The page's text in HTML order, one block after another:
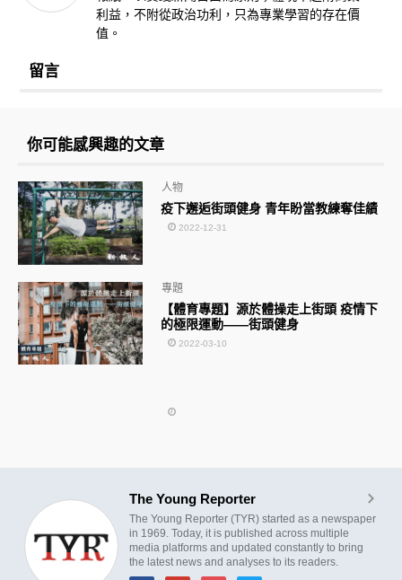
利益，不附從政治功利，只為專業學習的存在價
值。
留言
你可能感興趣的文章
疫下邂逅街頭健身 青年盼當教練奪佳績
人物
2022-12-31
【體育專題】源於體操走上街頭 疫情下
的極限運動——街頭健身
專題
2022-03-10
The Young Reporter
The Young Reporter (TYR) started as a newspaper
in 1969. Today, it is published across multiple
media platforms and updated constantly to bring
the latest news and analyses to its readers.